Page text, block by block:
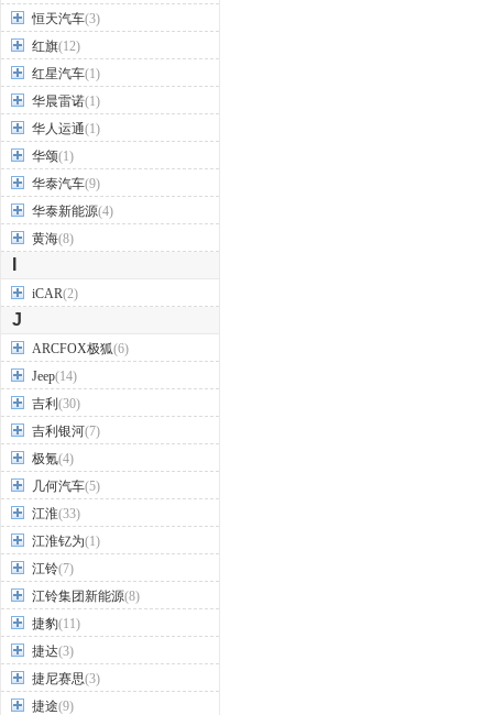
恒天汽车(3)
红旗(12)
红星汽车(1)
华晨雷诺(1)
华人运通(1)
华颂(1)
华泰汽车(9)
华泰新能源(4)
黄海(8)
iCAR(2)
J
ARCFOX极狐(6)
Jeep(14)
吉利 (30)
吉利银河(7)
极氪(4)
几何汽车(5)
江淮(33)
江淮钇为(1)
江铃(7)
江铃集团新能源(8)
捷豹(11)
捷达(3)
捷尼赛思(3)
捷途(9)